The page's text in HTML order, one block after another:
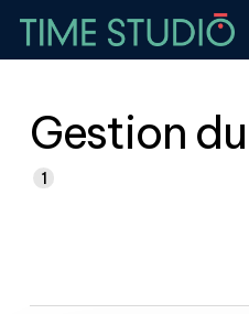
Skip
contentGestion
1